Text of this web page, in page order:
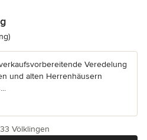
5 von 5 Sternen
Veredelung
und alten Herrenhäusern
Völklingen